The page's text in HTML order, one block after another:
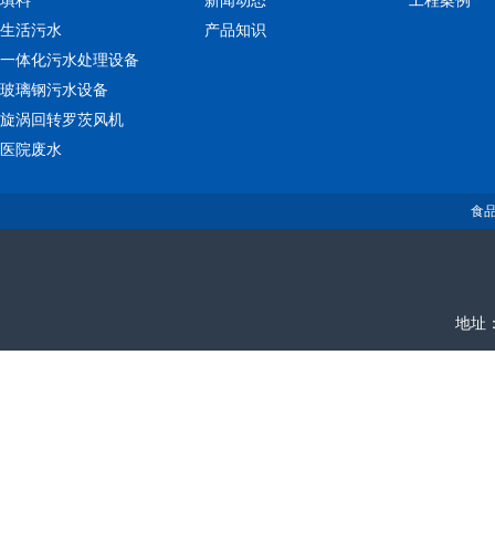
生活污水
一体化污水处理设备
玻璃钢污水设备
旋涡回转罗茨风机
医院废水
产品知识
食
地址